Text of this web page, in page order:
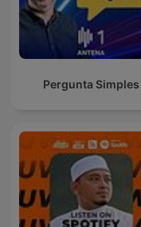
Pergunta Simples